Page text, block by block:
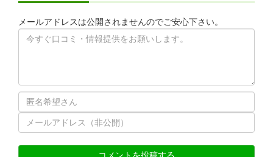
メールアドレスは公開されませんのでご安心下さい。